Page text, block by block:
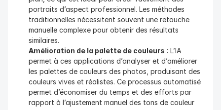
portraits d’aspect professionnel. Les méthodes
traditionnelles nécessitent souvent une retouche
manuelle complexe pour obtenir des résultats
similaires.
Amélioration de la palette de couleurs : L’IA
permet à ces applications d’analyser et d’améliorer
les palettes de couleurs des photos, produisant des
couleurs vives et réalistes. Ce processus automatisé
permet d’économiser du temps et des efforts par
rapport à l’ajustement manuel des tons de couleur